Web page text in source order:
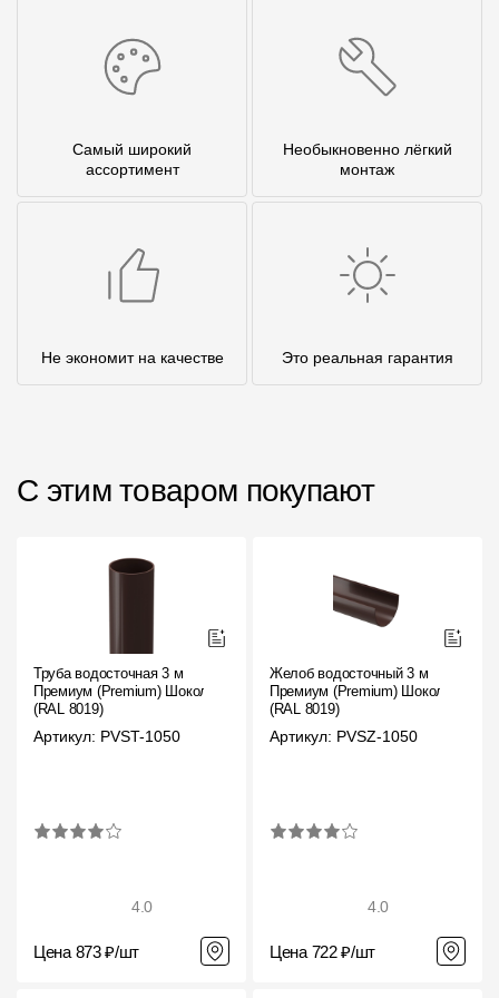
Самый широкий
ассортимент
Необыкновенно лёгкий
монтаж
Не экономит на качестве Это реальная гарантия
С этим товаром покупают
Труба водосточная 3 м
Премиум (Premium) Шоколад,
(RAL 8019)
Артикул: PVST-1050
4.0
Цена 873 ₽/шт
Желоб водосточный 3 м
Премиум (Premium) Шоколад,
(RAL 8019)
Артикул: PVSZ-1050
4.0
Цена 722 ₽/шт